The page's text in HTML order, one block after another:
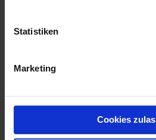
Statistiken
Marketing
Cookies
Günter